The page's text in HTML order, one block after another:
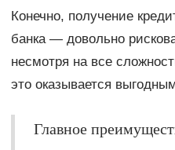
Конечно, получение
банка — довольно
несмотря на все
это оказывается
Главное